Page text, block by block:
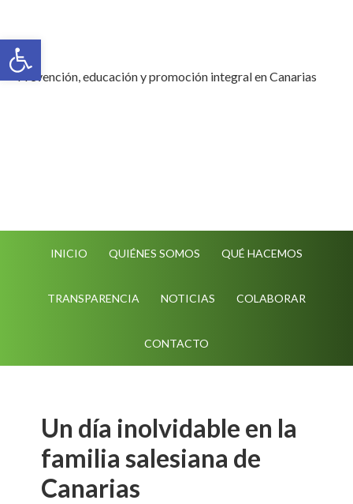
Prevención, educación y promoción integral en Canarias
INICIO QUIÉNES SOMOS QUÉ HACEMOS
TRANSPARENCIA NOTICIAS COLABORAR
CONTACTO
Un día inolvidable en la
familia salesiana de
Canarias
Abrir barra de herramientas